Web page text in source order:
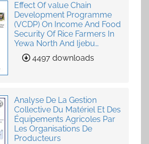
Effect Of value Chain
Development Programme
(VCDP) On Income And Food
Security Of Rice Farmers In
Yewa North And Ijebu
North-East, Ogun State,
Nigeria4497 downloads
Analyse De La Gestion
Collective Du Matériel Et Des
Équipements Agricoles Par
Les Organisations De
Producteurs